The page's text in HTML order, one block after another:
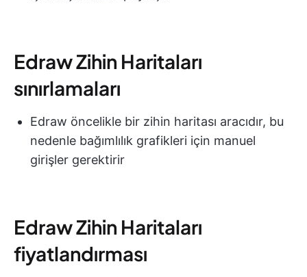
Edraw Zihin Haritaları
sınırlamaları
Edraw öncelikle bir zihin haritası aracıdır, bu
nedenle bağımlılık grafikleri için manuel
girişler gerektirir
Edraw Zihin Haritaları
fiyatlandırması